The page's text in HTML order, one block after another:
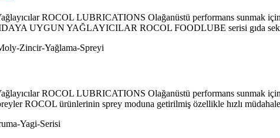
ROCOL LUBRICATIONS Olağanüstü performans sunmak
UYGUN YAĞLAYICILAR ROCOL FOODLUBE serisi gıda
ROCOL LUBRICATIONS Olağanüstü performans sunmak
ROCOL ürünlerinin sprey moduna getirilmiş özellikle hızlı